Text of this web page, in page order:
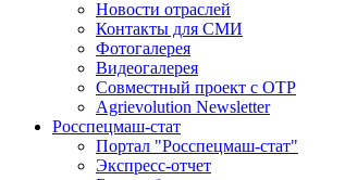
Новости отраслей
Контакты для СМИ
Фотогалерея
Видеогалерея
Совместный проект с ОТР
Agrievolution Newsletter
Росспецмаш-стат
Портал "Росспецмаш-стат"
Экспресс-отчет